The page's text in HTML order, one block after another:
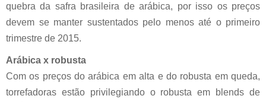
quebra da safra brasileira de arábica, por isso os preços
devem se manter sustentados pelo menos até o primeiro
trimestre de 2015.
Arábica x robusta
Com os preços do arábica em alta e do robusta em queda,
torrefadoras estão privilegiando o robusta em blends de